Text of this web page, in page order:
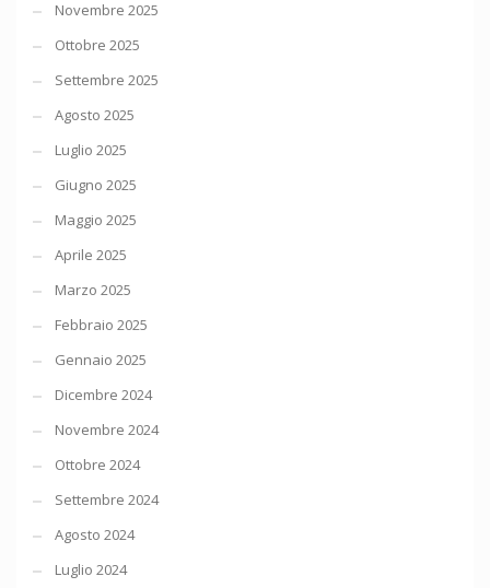
Novembre 2025
Ottobre 2025
Settembre 2025
Agosto 2025
Luglio 2025
Giugno 2025
Maggio 2025
Aprile 2025
Marzo 2025
Febbraio 2025
Gennaio 2025
Dicembre 2024
Novembre 2024
Ottobre 2024
Settembre 2024
Agosto 2024
Luglio 2024